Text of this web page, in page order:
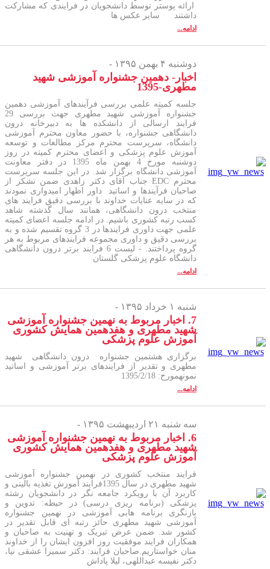
ارائه پوستر توسط دانشجویان در فرایندی که مشارکت
داشتند سایر عکس ها
ادامه...
دوشنبه ۴ بهمن ۱۳۹۵ -
اخبار- دهمین جشنواره آموزشی شهید
مطهری-1395
جلسه کمیته علمی بررسی فرآیندهای آموزشی دهمین
جشنواره آموزشی شهید مطهری جهت بررسی 29
فرایند ارسالی از دانشکده ها به دبیرخانه درون
دانشگاهی جشنواره، با حضور معاون محترم آموزشی
دانشگاه، سرپرست محترم مرکز مطالعات و توسعه
آموزش علوم پزشکی و اعضای محترم کمیته در روز
دوشنبه مورخ 4 بهمن ماه 1395 در دفتر معاونت
آموزشی دانشگاه برگزار شد. در این جلسه سرپرست
محترم EDC جناب آقای دکتر زاهدی ضمن تشکر از
صاحبان فرآیندها و اساتید داور اظهار امیدواری نمودند
که در سایه عنایات خداوند با بررسی دقیق فرایند های
منتخب درون دانشگاهی، همانند سال گذشته شاهد
کسب رتبه کشوری باشیم. در ادامه جلسه اعضای کمیته
علمی جهت داوری فرایندها در 3 گروه تقسیم شده و به
بررسی دقیق و داوری مجموعه فرایندهای مربوط به هر
گروه پرداختند. - لیست 6 فرایند برتر درون دانشگاهی
دانشگاه علوم پزشکی گلستان
ادامه...
شنبه ۱ خرداد ۱۳۹۵ -
7. اخبار مربوط به نهمین جشنواره آموزشی
شهید مطهری و هفدهمین همایش کشوری
آموزش علوم پزشکی
برگزاری هشتمین جشنواره درون دانشگاهی شهید
مطهری و تقدیر از فرایندهای برتر آموزشی و اساتید
نمونهمورخ: 1395/2/18
ادامه...
سه شنبه ۲۱ اردیبهشت ۱۳۹۵ -
6. اخبار مربوط به نهمین جشنواره آموزشی
شهید مطهری و هفدهمین همایش کشوری
آموزش علوم پزشکی
فرایند منتخب کشوری در نهمین جشنواره آموزشی
شهید مطهری در سال 1395فرایند آموزش تغذیه بالینی و
کاربرد آن با رویکرد جامعه نگر در دانشجویان رشته
پزشکی (برنامه ریزی درسی) در حیطه: تدوین و
بازنگری برنامه هابی آموزشی در نهمین جشنواره
آموزشی شهید مطهری حائز رتبه ای قابل تقدیر در
کشور شد. ضمن عرض تبریک و تهنیت به صاحبان و
همکاران فرایند موفقیت روز افزون ایشان را از خداوند
منان خواستاریم.صاحبان فرایند: دکتر سمیرا عشقی نیا،
دکتر نفیسه عبداللهی، لیلا پاداش